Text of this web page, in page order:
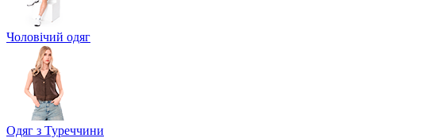
Чоловічий одяг
Одяг з Туреччини